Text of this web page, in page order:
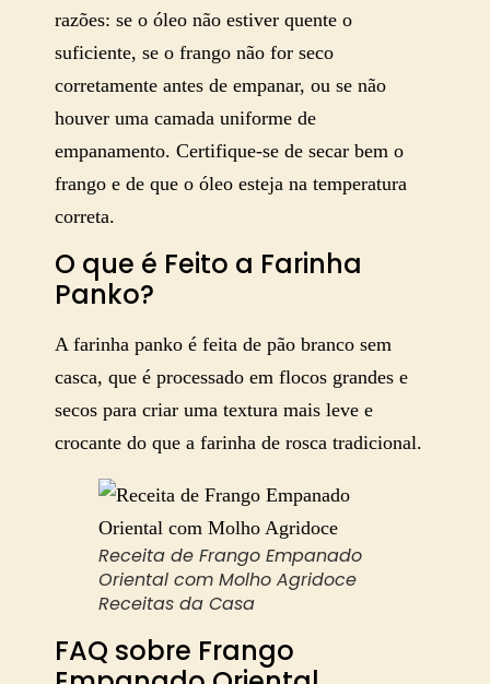
razões: se o óleo não estiver quente o
suficiente, se o frango não for seco
corretamente antes de empanar, ou se não
houver uma camada uniforme de
empanamento. Certifique-se de secar bem o
frango e de que o óleo esteja na temperatura
correta.
O que é Feito a Farinha
Panko?
A farinha panko é feita de pão branco sem
casca, que é processado em flocos grandes e
secos para criar uma textura mais leve e
crocante do que a farinha de rosca tradicional.
Receita de Frango Empanado
Oriental com Molho Agridoce
Receitas da Casa
FAQ sobre Frango